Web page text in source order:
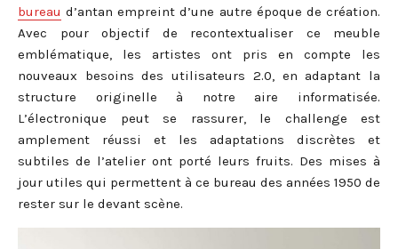
bureau d’antan empreint d’une autre époque de création.
Avec pour objectif de recontextualiser ce meuble
emblématique, les artistes ont pris en compte les
nouveaux besoins des utilisateurs 2.0, en adaptant la
structure originelle à notre aire informatisée.
L’électronique peut se rassurer, le challenge est
amplement réussi et les adaptations discrètes et
subtiles de l’atelier ont porté leurs fruits. Des mises à
jour utiles qui permettent à ce bureau des années 1950 de
rester sur le devant scène.